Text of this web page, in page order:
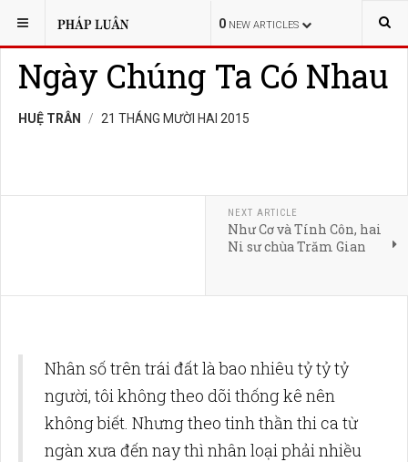
0 NEW ARTICLES
BẠN ĐANG Ở: LỊCH SỬ NHÂN VẬT
Ngày Chúng Ta Có Nhau
HUỆ TRÂN 21 THÁNG MƯỜI HAI 2015
NEXT ARTICLE
Như Cơ và Tính Côn, hai
Ni sư chùa Trăm Gian
Nhân số trên trái đất là bao nhiêu tỷ tỷ tỷ
người, tôi không theo dõi thống kê nên
không biết. Nhưng theo tinh thần thi ca từ
ngàn xưa đến nay thì nhân loại phải nhiều